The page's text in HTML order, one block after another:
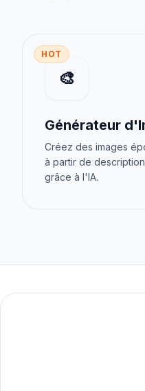
HOT
🎨
Générateur
Créez des images
à partir de
grâce à l'IA.